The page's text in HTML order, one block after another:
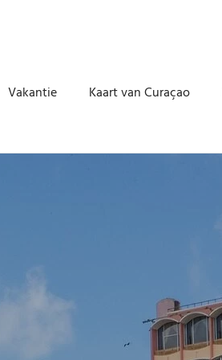
Vakantie Kaart van Curaçao